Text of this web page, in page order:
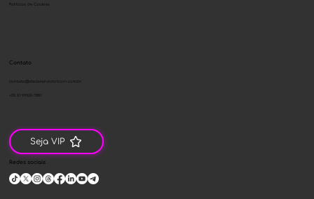
Políticas de Cookies
Contato
contato@declarandobitcoin.com.br
+55 51 99520-7881
Redes sociais
Seja VIP